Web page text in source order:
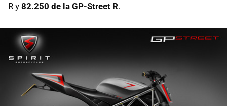
R y 82.250 de la GP-Street R.